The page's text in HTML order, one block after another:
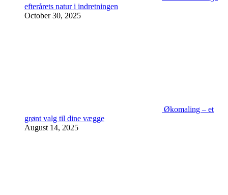
efterårets natur i indretningen
October 30, 2025
Økomaling – et
grønt valg til dine vægge
August 14, 2025